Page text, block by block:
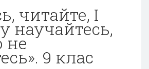
читайте, І
научайтесь,
не
9 клас